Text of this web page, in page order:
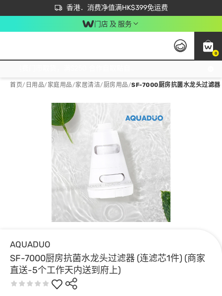
香港．消费净值满HK$399免运费
立即成为易赏钱会员尽享独家优惠
首次APP下单买满$450 输入 NEWAPP 即减$50
门店 及 服务
0
首页/ 日用品/ 家庭用品/家居清洁/厨房用品/SF-7000厨房抗菌水龙头过滤
AQUADUO
SF-7000厨房抗菌水龙头过滤器 (连滤芯1件) (商家
直送-5个工作天内送到府上)